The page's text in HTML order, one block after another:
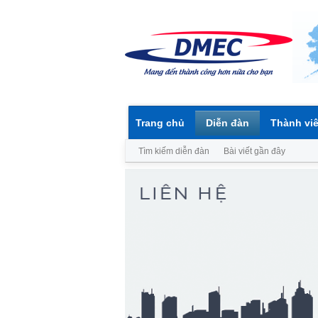
Trang chủ Diễn đàn
Tìm kiếm diễn đàn Bài viết gần đây
Thành